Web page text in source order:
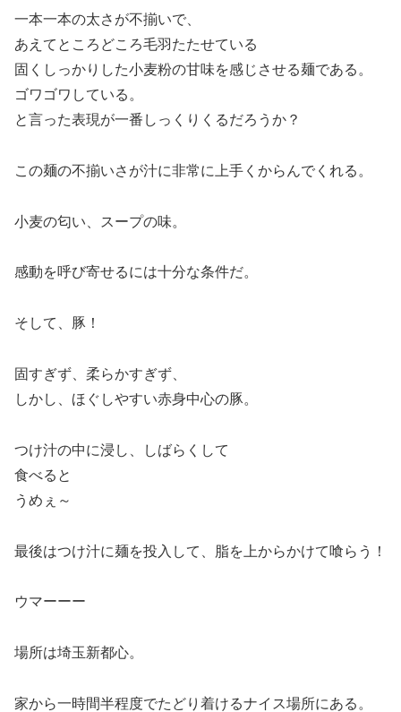
一本一本の太さが不揃いで、
あえてところどころ毛羽たたせている
固くしっかりした小麦粉の甘味を感じさせる麺である。
ゴワゴワしている。
と言った表現が一番しっくりくるだろうか？
この麺の不揃いさが汁に非常に上手くからんでくれる。
小麦の匂い、スープの味。
感動を呼び寄せるには十分な条件だ。
そして、豚！
固すぎず、柔らかすぎず、
しかし、ほぐしやすい赤身中心の豚。
つけ汁の中に浸し、しばらくして
食べると
うめぇ～
最後はつけ汁に麺を投入して、脂を上からかけて喰らう！
ウマーーー
場所は埼玉新都心。
家から一時間半程度でたどり着けるナイス場所にある。